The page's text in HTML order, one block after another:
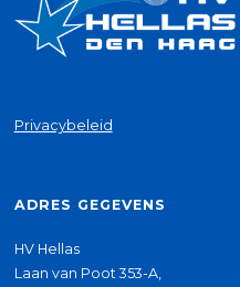
Privacybeleid
ADRES GEGEVENS
HV Hellas
Laan van Poot 353-A,